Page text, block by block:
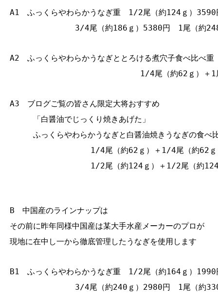
A1 ふっくらやわらかうなぎ重 1/2尾（約124ｇ）
3/4尾（約186ｇ）5380円 1尾（約
A2 ふっくらやわらかうなぎととろける煮穴子食べ比
1/4尾（約62ｇ）＋
A3 ブログご覧の皆さん限定大将おすすめ
「白醤油でじっくり焼きあげた」
ふっくらやわらかうなぎと白醤油焼きうなぎの食べ
1/4尾（約62ｇ）＋1/4尾（約62ｇ
1/2尾（約124ｇ）＋1/2尾（約124
B 中国産のラインナップは
その前に昨年同様中国産は某大手水産メーカーのプロが
現地に在中し一から徹底管理したうなぎを使用します
B1 ふっくらやわらかうなぎ重 1/2尾（約164ｇ）
3/4尾（約240ｇ）2980円 1尾（約